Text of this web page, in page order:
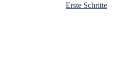
Erste Schritte